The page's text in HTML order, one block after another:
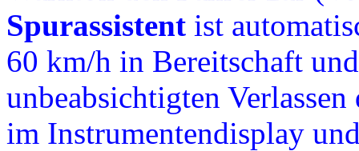
Spurassistent ist
60 km/h in Bereitschaft
unbeabsichtigten
im Instrumentendisplay